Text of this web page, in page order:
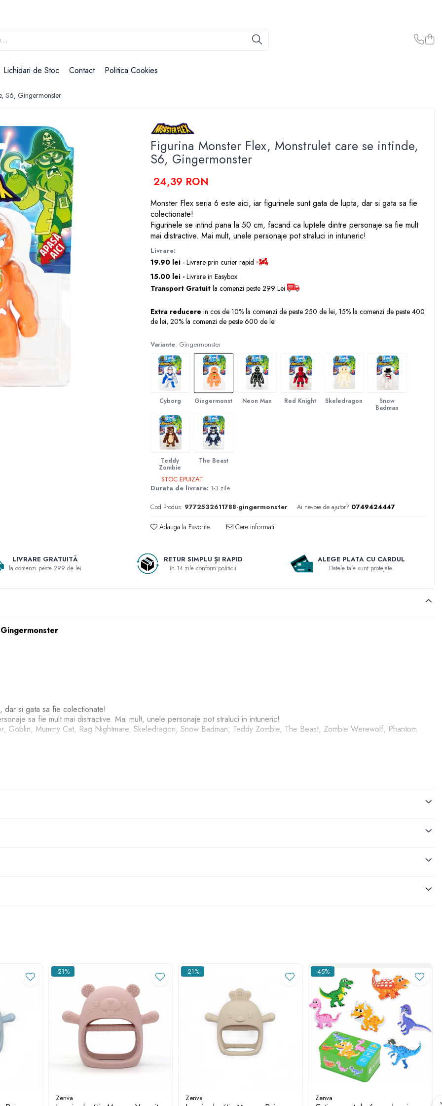
Lichidari de Stoc Contact Politica Cookies
S6, Gingermonster
Figurina Monster Flex, Monstrulet care se intinde,
S6, Gingermonster
24,39 RON
Monster Flex seria 6 este aici, iar figurinele sunt gata de lupta, dar si gata sa fie
colectionate!
Figurinele se intind pana la 50 cm, facand ca luptele dintre personaje sa fie mult
mai distractive. Mai mult, unele personaje pot straluci in intuneric!
Livrare:
19.90 lei- Livrare prin curier rapid
15.00 lei - Livrare in Easybox
Transport Gratuitla comenzi peste 299 Lei
Extra reducere in cos de 10% la comenzi de peste 250 de lei, 15% la comenzi de peste 400
de lei, 20% la comenzi de peste 600 de lei
Variante: Gingermonster
Cyborg Gingermonster Neon Man Red Knight Skeledragon Snow
Badman
Teddy
Zombie
The Beast
STOC EPUIZAT
Durata de livrare: 1-3 zile
Cod Produs: 9772532611788-gingermonster Ai nevoie de ajutor? 0749424447
Adauga la Favorite Cere informatii
LIVRARE GRATUITĂ
la comenzi peste 299 de lei
RETUR SIMPLU ȘI RAPID
în 14 zile conform politicii
ALEGE PLATA CU CARDUL
Datele tale sunt protejate.
dar si gata sa fie colectionate!
sa fie mult mai distractive. Mai mult, unele personaje pot straluci in intuneric!
Goblin, Mummy Cat, Rag Nightmare, Skeledragon, Snow Badman, Teddy Zombie, The Beast, Zombie Werewolf, Phantom
si umiditate.
-21%
Zenva
-21%
Zenva
-45%
Zenva